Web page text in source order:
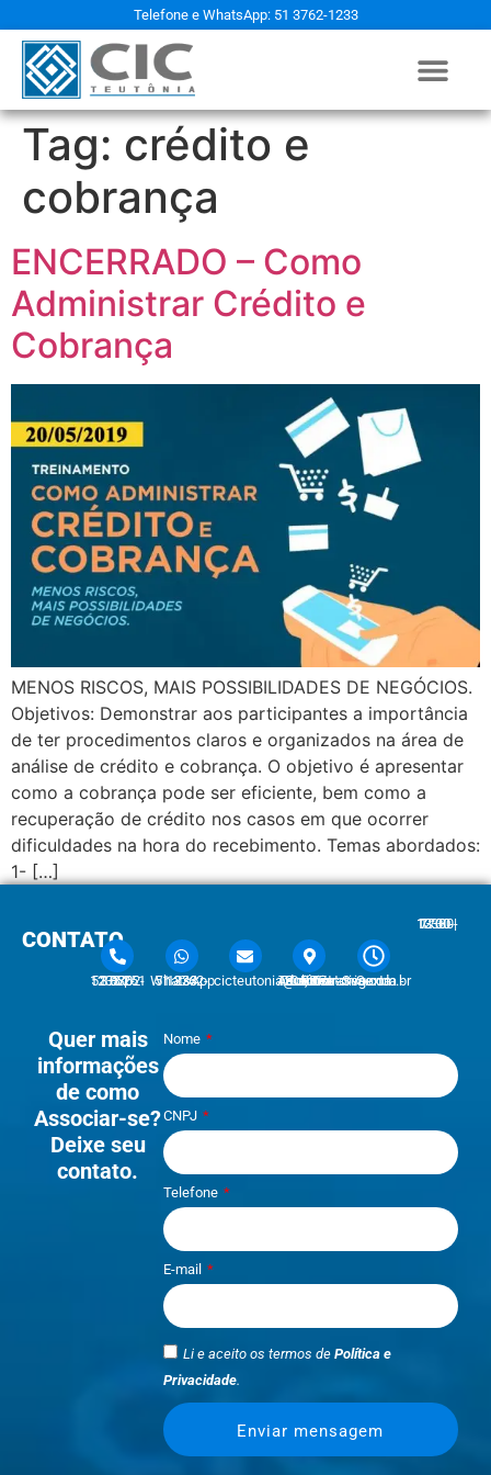
Telefone e WhatsApp: 51 3762-1233
Tag: crédito e
cobrança
ENCERRADO – Como
Administrar Crédito e
Cobrança
MENOS RISCOS, MAIS POSSIBILIDADES DE NEGÓCIOS.
Objetivos: Demonstrar aos participantes a importância
de ter procedimentos claros e organizados na área de
análise de crédito e cobrança. O objetivo é apresentar
como a cobrança pode ser eficiente, bem como a
recuperação de crédito nos casos em que ocorrer
dificuldades na hora do recebimento. Temas abordados:
1- […]
CONTATO
51 3762-1233 | 51 3762-1030 51 3762-1233 WhatsAppcicteutonia@cicteutonia.com.br
Rua Um Sul, 77 - Centro Administrativo Teutônia - RS Segunda - Sexta
7:30 - 12:00 | 13:30 - 17:30
Quer mais
informações
de como
Associar-se?
Deixe seu
contato.
Nome
CNPJ
Telefone
E-mail
Li e aceito os termos de Política e
Privacidade.
Enviar mensagem